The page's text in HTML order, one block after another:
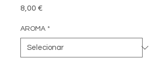
8,00 €
AROMA *